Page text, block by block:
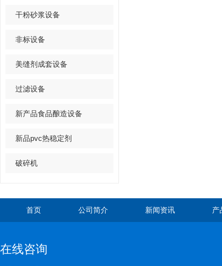
干粉砂浆设备
非标设备
美缝剂成套设备
过滤设备
新产品食品酿造设备
新品pvc热稳定剂
破碎机
首页 公司简介 新闻资讯 产
在线咨询